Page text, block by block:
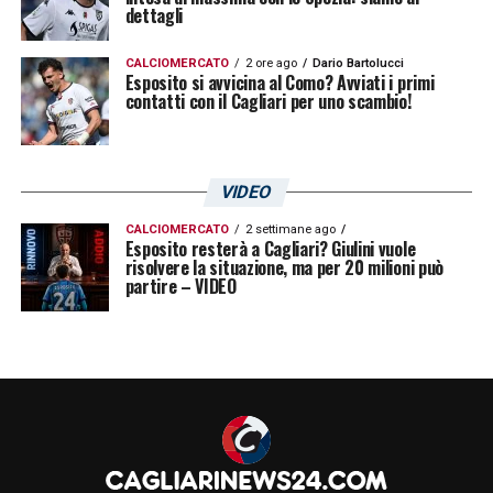
dettagli
CALCIOMERCATO 2 ore ago Dario Bartolucci
Esposito si avvicina al Como? Avviati i primi
contatti con il Cagliari per uno scambio!
VIDEO
CALCIOMERCATO 2 settimane ago
Esposito resterà a Cagliari? Giulini vuole
risolvere la situazione, ma per 20 milioni può
partire – VIDEO